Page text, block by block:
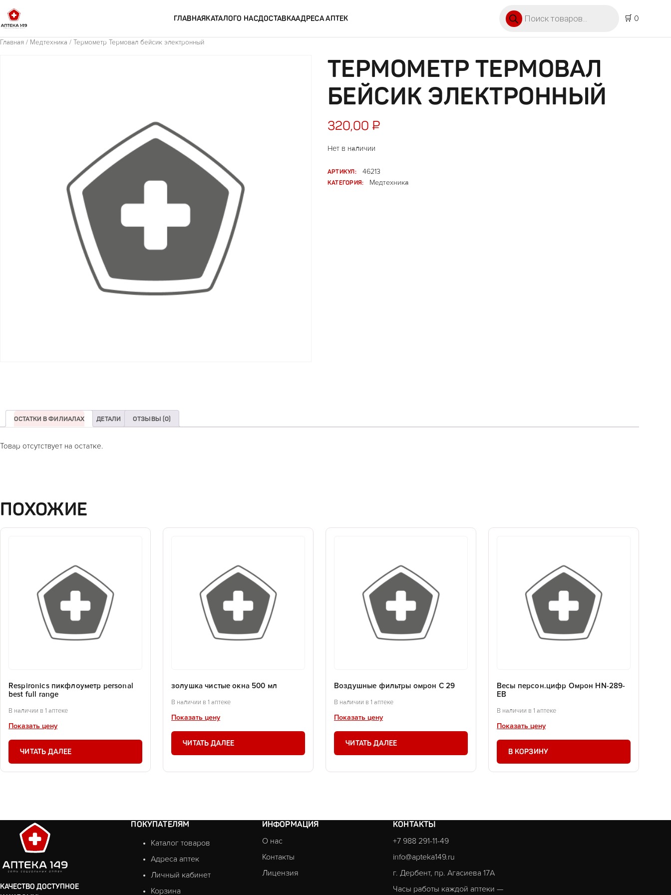
ГЛАВНАЯКАТАЛОГО НАСДОСТАВКААДРЕСА АПТЕК
🛒 0
Главная / Медтехника / Термометр Термовал бейсик электронный
ТЕРМОМЕТР ТЕРМОВАЛ
БЕЙСИК ЭЛЕКТРОННЫЙ
320,00 ₽
Нет в наличии
АРТИКУЛ:
46213
КАТЕГОРИЯ:
Медтехника
ОСТАТКИ В ФИЛИАЛАХ ДЕТАЛИ ОТЗЫВЫ (0)
Товар отсутствует на остатке.
ПОХОЖИЕ
Respironics пикфлоуметр personal
best full range
В наличии в 1 аптеке
Показать цену
ЧИТАТЬ ДАЛЕЕ
золушка чистые окна 500 мл
В наличии в 1 аптеке
Показать цену
ЧИТАТЬ ДАЛЕЕ
Воздушные фильтры омрон С 29
В наличии в 1 аптеке
Показать цену
ЧИТАТЬ ДАЛЕЕ
Весы персон.цифр Омрон HN-289-
ЕВ
В наличии в 1 аптеке
Показать цену
В КОРЗИНУ
КАЧЕСТВО ДОСТУПНОЕ
ПОКУПАТЕЛЯМ
Каталог товаров
Адреса аптек
Личный кабинет
Корзина
ИНФОРМАЦИЯ
О нас
Контакты
Лицензия
КОНТАКТЫ
+7 988 291-11-49
info@apteka149.ru
г. Дербент, пр. Агасиева 17А
Часы работы каждой аптеки —